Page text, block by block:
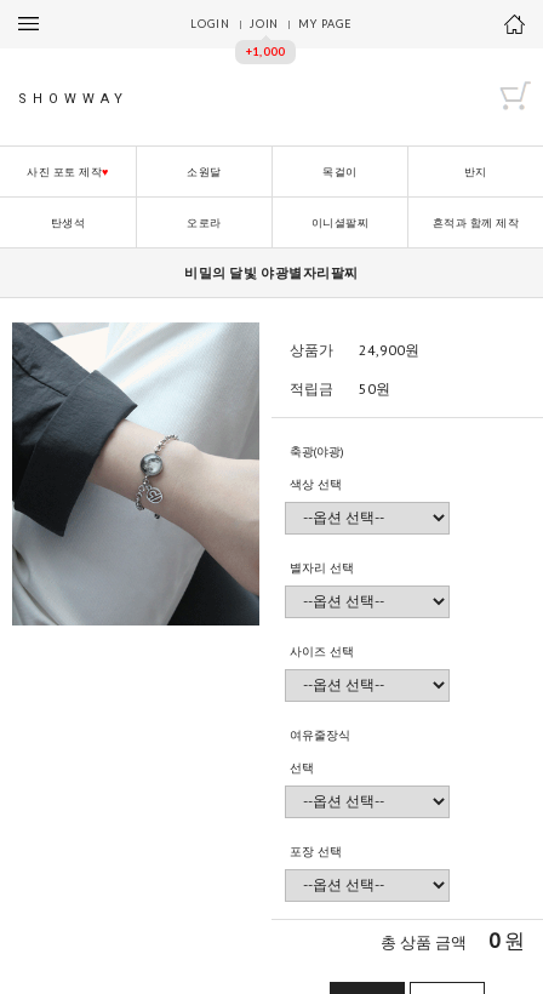
LOGIN JOIN
+1,000
MY PAGE
SHOWWAY
사진 포토 제작♥ 소원달 목걸이 반지
탄생석 오로라 이니셜팔찌 흔적과 함께 제작
비밀의 달빛 야광별자리팔찌
상품가 24,900원
적립금 50원
축광(야광)
색상 선택
별자리 선택
사이즈 선택
여유줄장식
선택
포장 선택
총 상품 금액 0원